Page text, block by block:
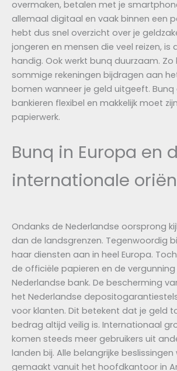
overmaken, betalen met je
allemaal digitaal en vaak binnen een
hebt dus snel overzicht over je
jongeren en mensen die veel reizen, is
handig. Ook werkt bunq duurzaam. Zo
sommige rekeningen bijdragen aan
bomen wanneer je geld uitgeeft.
bankieren flexibel en makkelijk moet
papierwerk.
Bunq in Europa en
internationale
Ondanks de Nederlandse oorsprong
dan de landsgrenzen. Tegenwoordig
haar diensten aan in heel Europa.
de officiële papieren en de
Nederlandse bank. De bescherming
het Nederlandse
voor klanten. Dit betekent dat je geld
bedrag altijd veilig is. Internationaal
komen steeds meer gebruikers uit
landen bij. Alle belangrijke
gemaakt vanuit het hoofdkantoor in